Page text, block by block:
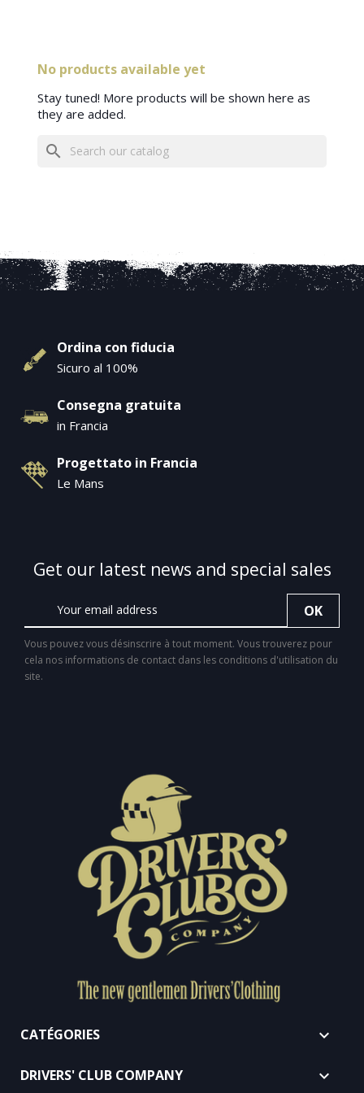
No products available yet
Stay tuned! More products will be shown here as
they are added.
search
Ordina con fiducia
Sicuro al 100%
Consegna gratuita
in Francia
Progettato in Francia
Le Mans
Get our latest news and special sales
Vous pouvez vous désinscrire à tout moment. Vous trouverez pour
cela nos informations de contact dans les conditions d'utilisation du
site.
CATÉGORIES 
DRIVERS' CLUB COMPANY 